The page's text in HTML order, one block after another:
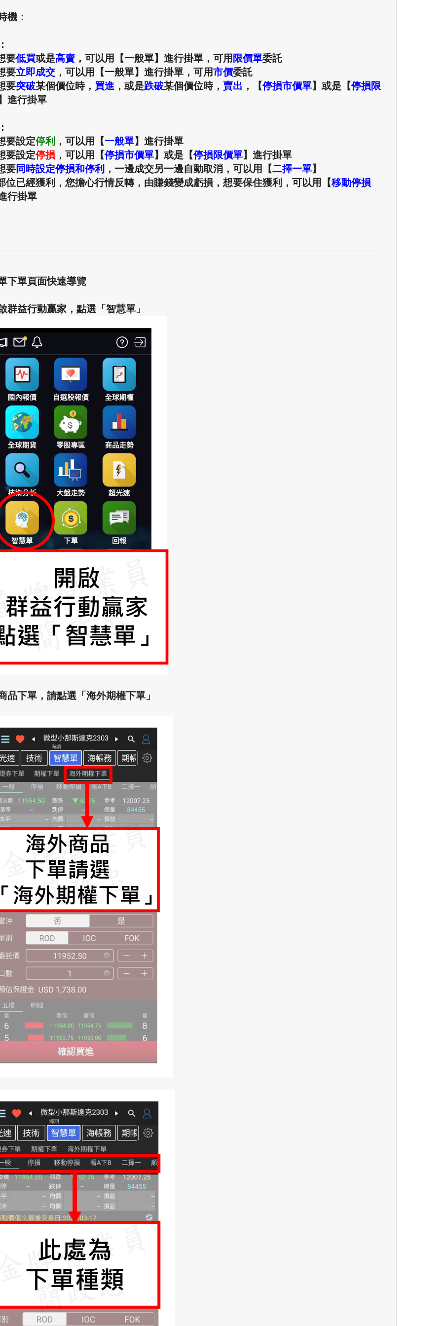
機：
要低買或是高賣 ，可以用【一般單】進行掛單，可用 限價單委託
要立即成交 ， 可以用【一般單】進行掛單，可用市價委託
要突破某個價位時， 買進 ，或是跌破某個價位時， 賣出 ，【停損市價單】或是【停損限
進行掛單
要設定停利 ， 可以用 【一般單】 進行掛單
要設定停損 ，可以用【停損市價單】或是【停損限價單】 進行掛單
要同時設定停損和停利 ， 一邊成交另一邊自動取消，可以用【二擇一單】
位已經獲利，您擔心行情反轉，由賺錢變成虧損，想要保住獲利，可以用【移動停損
行掛單
下單頁面快速導覽
群益行動贏家，點選「智慧單」
品下單，請點選「海外期權下單」